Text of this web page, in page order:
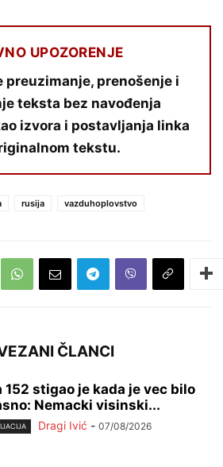
UPOZORENJE
preuzimanje, prenošenje i
teksta bez navođenja
izvora i postavljanja linka
tekstu.
rusija vazduhoplovstvo
ČLANCI
152 stigao je kada je vec bilo
Nemacki visinski...
Dragi Ivić - 07/08/2026